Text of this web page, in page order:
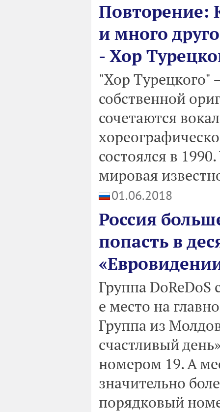
Повторение:
и много
- Хор
"Хор Турецкого"
собственной
сочетаются
состоялся в
мировая
01.06.2018
Россия
попасть в
Группа DoReDoS
е место на
Группа из
счастливый
номером 19. А
значительно
порядковый